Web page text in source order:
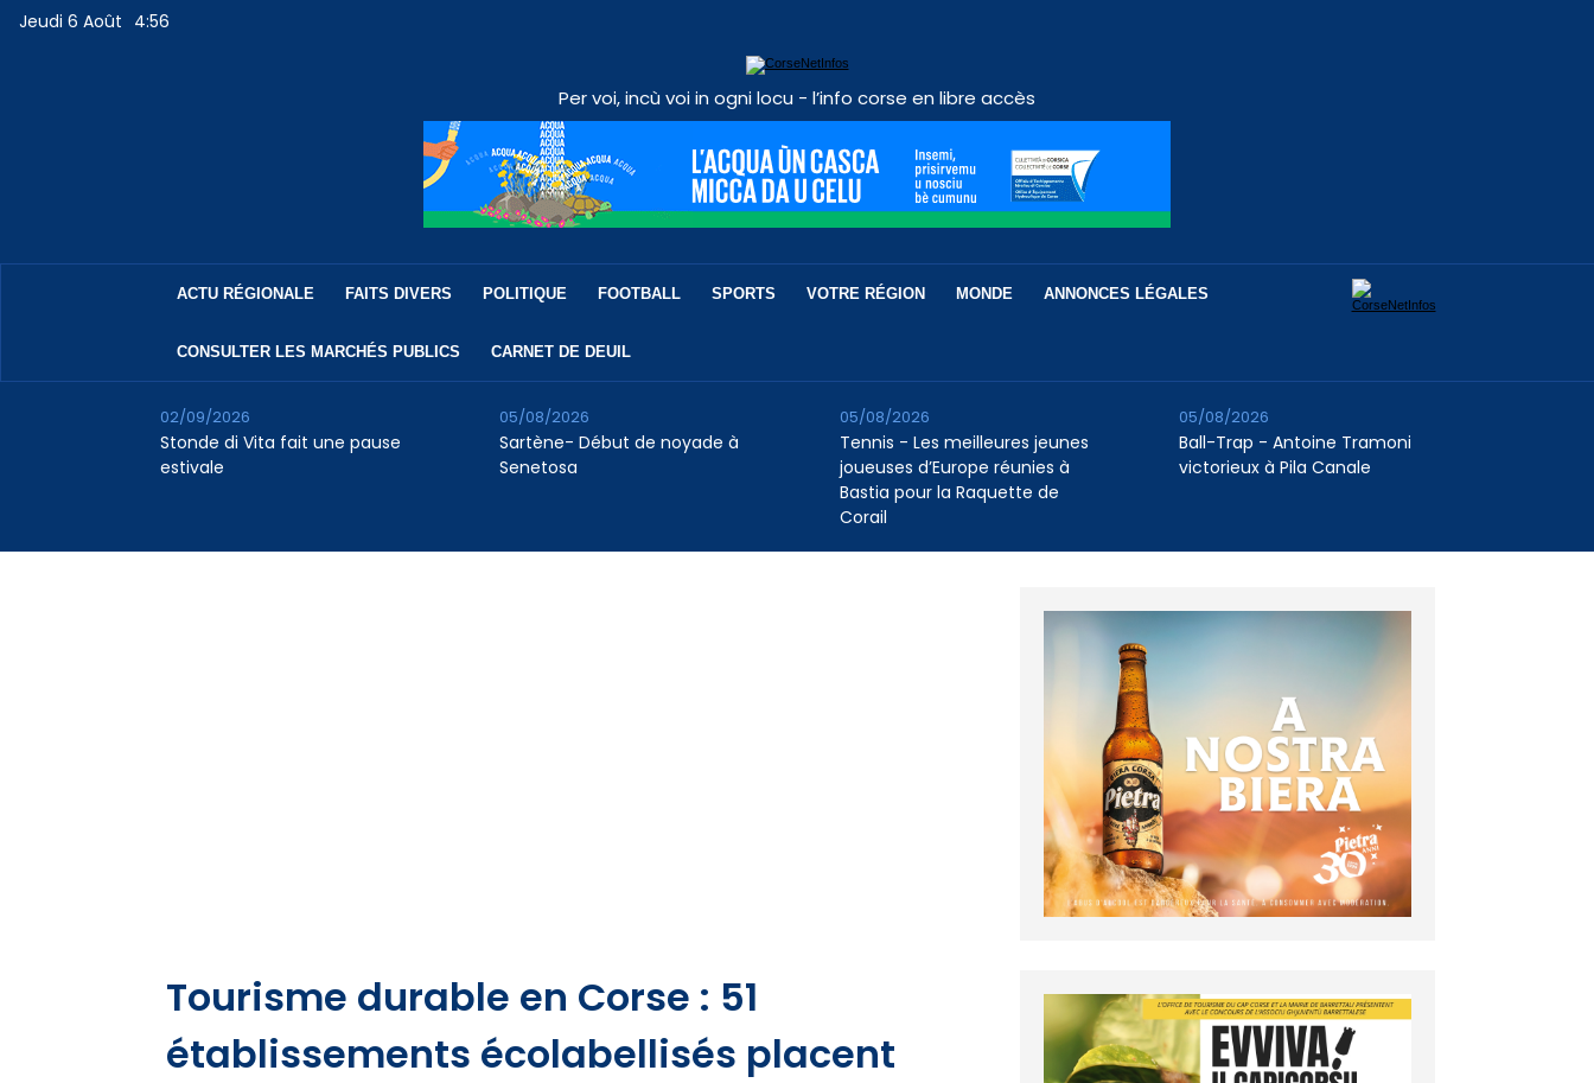
Jeudi 6 Août 4:56
Per voi, incù voi in ogni locu - l’info corse en libre accès
ACTU RÉGIONALE FAITS DIVERS POLITIQUE FOOTBALL SPORTS VOTRE RÉGION MONDE ANNONCES LÉGALES
CONSULTER LES MARCHÉS PUBLICS CARNET DE DEUIL
Stonde di Vita fait une pause
estivale
02/09/2026
Sartène- Début de noyade à
Senetosa
05/08/2026
Tennis - Les meilleures jeunes
joueuses d’Europe réunies à
Bastia pour la Raquette de
Corail
05/08/2026
Ball-Trap - Antoine Tramoni
victorieux à Pila Canale
05/08/2026
Tourisme durable en Corse : 51
établissements écolabellisés placent